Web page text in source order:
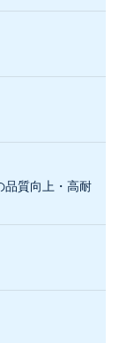
品質向上・高耐